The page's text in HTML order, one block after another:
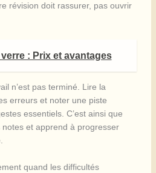
révision doit rassurer, pas ouvrir
: Prix et avantages
n’est pas terminé. Lire la
erreurs et noter une piste
essentiels. C’est ainsi que
notes et apprend à progresser
quand les difficultés